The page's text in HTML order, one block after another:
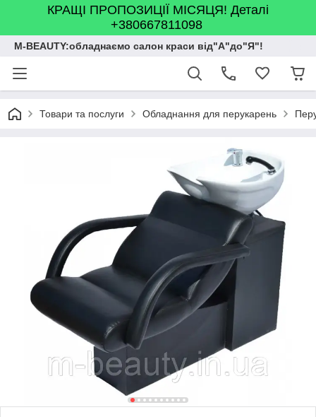
КРАЩІ ПРОПОЗИЦІЇ МІСЯЦЯ! Деталі
+380667811098
M-BEAUTY:обладнаємо салон краси від"А"до"Я"!
Товари та послуги Обладнання для перукарень